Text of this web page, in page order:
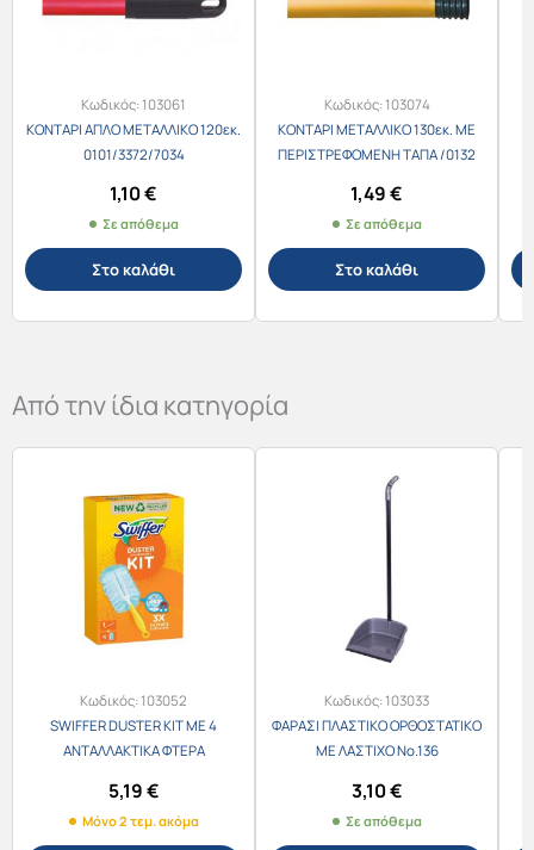
Κωδικός:103061
ΚΟΝΤΑΡΙ ΑΠΛΟ ΜΕΤΑΛΛΙΚΟ 120εκ.
0101/3372/7034
1,10€
Σε απόθεμα
Στο καλάθι
Κωδικός:103074
ΚΟΝΤΑΡΙ ΜΕΤΑΛΛΙΚΟ 130εκ. ΜΕ
ΠΕΡΙΣΤΡΕΦΟΜΕΝΗ ΤΑΠΑ /0132
1,49€
Σε απόθεμα
Στο καλάθι
Από την ίδια κατηγορία
Κωδικός:103052
SWIFFER DUSTER KIT ME 4
ΑΝΤΑΛΛΑΚΤΙΚΑ ΦΤΕΡΑ
5,19€
Μόνο 2 τεμ. ακόμα
Κωδικός:103033
ΦΑΡΑΣΙ ΠΛΑΣΤΙΚΟ ΟΡΘΟΣΤΑΤΙΚΟ
ΜΕ ΛΑΣΤΙΧΟ Νο.136
3,10€
Σε απόθεμα